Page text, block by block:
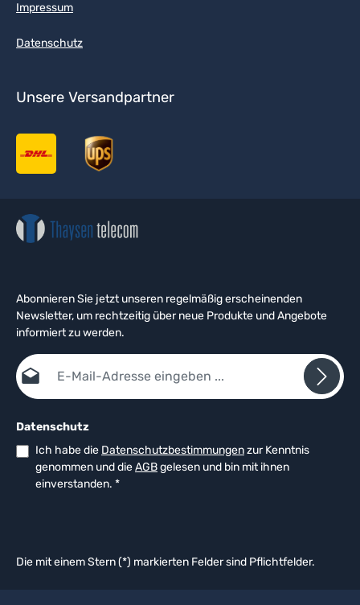
Impressum
Datenschutz
Unsere Versandpartner
Abonnieren Sie jetzt unseren regelmäßig erscheinenden
Newsletter, um rechtzeitig über neue Produkte und Angebote
informiert zu werden.
E-Mail-Adresse*
Datenschutz
Ich habe die Datenschutzbestimmungenzur Kenntnis
genommen und dieAGBgelesen und bin mit ihnen
einverstanden. *
Die mit einem Stern (*) markierten Felder sind Pflichtfelder.